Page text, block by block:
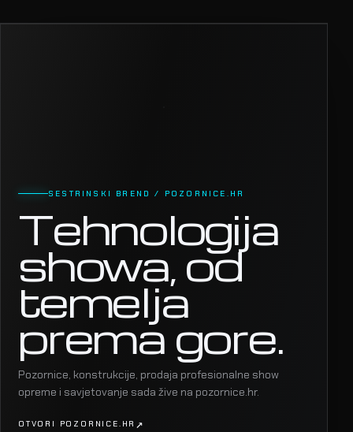
SESTRINSKI BREND / POZORNICE.HR
Tehnologija
showa, od
temelja
prema gore.
Pozornice, konstrukcije, prodaja profesionalne show
opreme i savjetovanje sada žive na pozornice.hr.
OTVORI POZORNICE.HR